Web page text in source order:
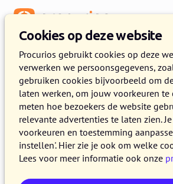
Cookies op deze website
Procurios gebruikt cookies op deze
verwerken we persoonsgegevens,
gebruiken cookies bijvoorbeeld om
laten werken, om jouw voorkeuren
meten hoe bezoekers de website
relevante advertenties te laten zien.
voorkeuren en toestemming
instellen'. Hier zie je ook om welke
Lees voor meer informatie ook onze